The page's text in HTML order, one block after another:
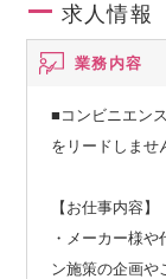
求人情報
業務内容
■コンビニエン
をリードしませ
【お仕事内容】
・メーカー様
ン施策の企画や